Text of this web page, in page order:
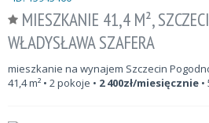
MIESZKANIE 41,4 M²,
WŁADYSŁAWA SZAFERA
mieszkanie na wynajem Szczecin
41,4m² • 2 pokoje • 2 400zł/miesięcznie •